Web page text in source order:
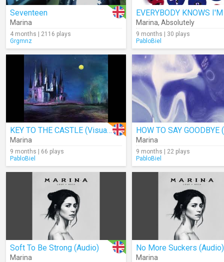
Seventeen
Marina
4 months | 2116 plays
Grgmnz
Marina, Absolutely
9 months | 30 plays
PabloBiel
KEY TO THE CASTLE (Visualizer)
Marina
9 months | 66 plays
PabloBiel
Marina
9 months | 22 plays
PabloBiel
Soft To Be Strong (Audio)
Marina
No More Suckers (Audio)
Marina